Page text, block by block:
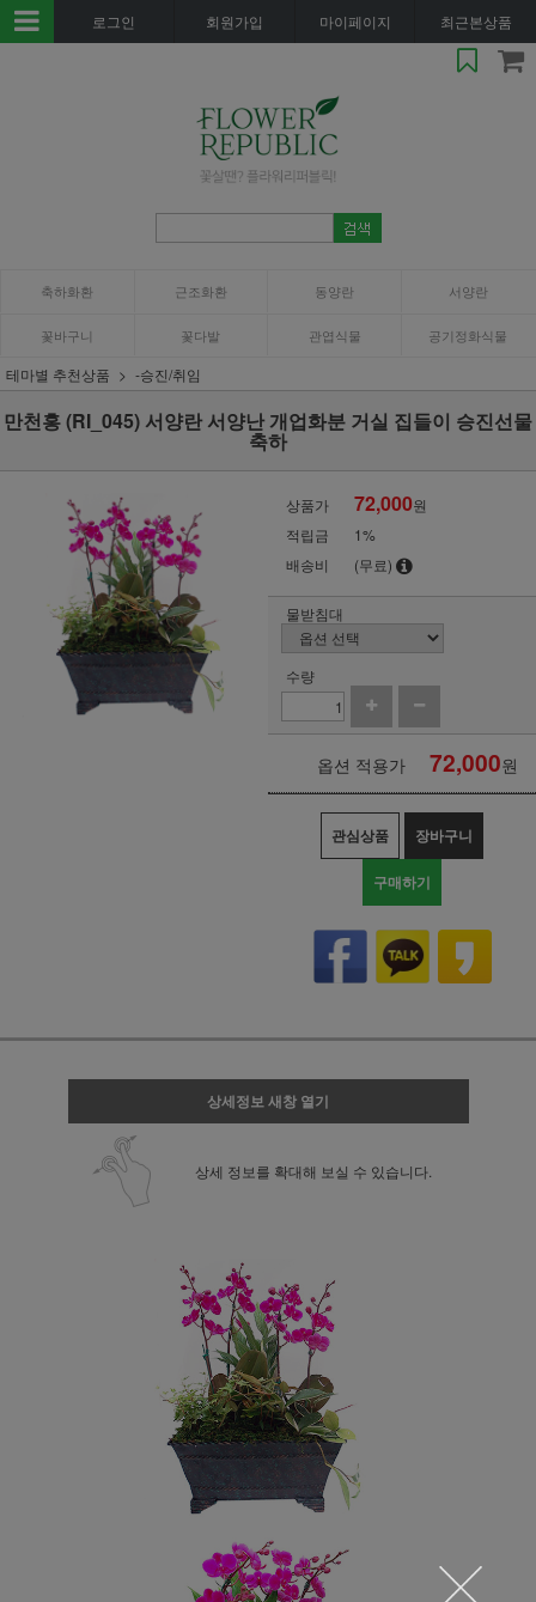
로그인 회원가입 마이페이지 최근본상품
축하화환 근조화환 동양란 서양란
꽃바구니 꽃다발 관엽식물 공기정화식물
테마별 추천상품 -승진/취임
만천홍 (RI_045) 서양란 서양난 개업화분 거실 집들이 승진선물
축하
상품가 72,000원
적립금
1%
배송비
(무료)
물받침대
수량
옵션 적용가 72,000원
관심상품 장바구니
구매하기
상세정보 새창 열기
상세 정보를 확대해 보실 수 있습니다.